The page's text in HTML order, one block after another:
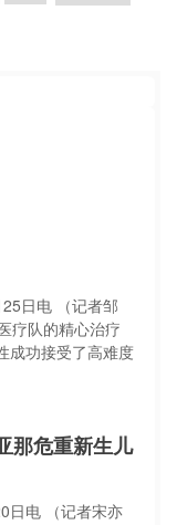
日电 （记者邹
疗队的精心治疗
成功接受了高难度
那危重新生儿
日电 （记者宋亦